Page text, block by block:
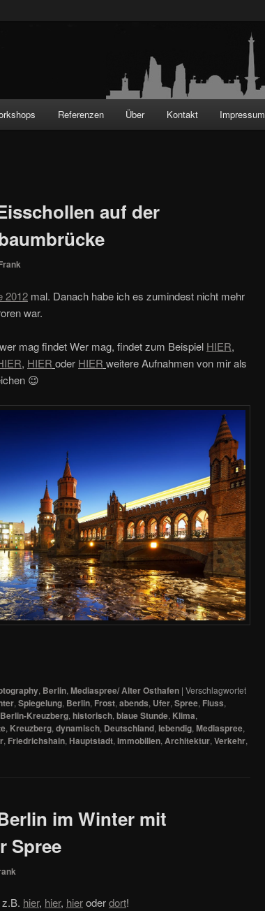
Referenzen Über Kontakt Impressum
auf der
2012 mal. Danach habe ich es zumindest nicht mehr
war.
mag findet Wer mag, findet zum Beispiel HIER,
, HIER oder HIER weitere Aufnahmen von mir als
😉
, Berlin, Mediaspree/ Alter Osthafen | Verschlagwortet
, Spiegelung, Berlin, Frost, abends, Ufer, Spree, Fluss,
Berlin-Kreuzberg, historisch, blaue Stunde, Klima,
, Kreuzberg, dynamisch, Deutschland, lebendig, Mediaspree,
, Friedrichshain, Hauptstadt, Immobilien, Architektur, Verkehr,
im Winter mit
Spree
hier, hier, hieroderdort!